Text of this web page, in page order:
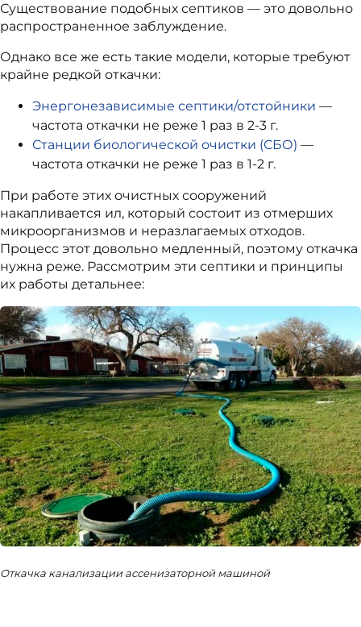
Существование подобных септиков — это довольно
распространенное заблуждение.
Однако все же есть такие модели, которые требуют
крайне редкой откачки:
Энергонезависимые септики/отстойники —
частота откачки не реже 1 раз в 2-3 г.
Станции биологической очистки (СБО) —
частота откачки не реже 1 раз в 1-2 г.
При работе этих очистных сооружений
накапливается ил, который состоит из отмерших
микроорганизмов и неразлагаемых отходов.
Процесс этот довольно медленный, поэтому откачка
нужна реже. Рассмотрим эти септики и принципы
их работы детальнее:
Откачка канализации ассенизаторной машиной